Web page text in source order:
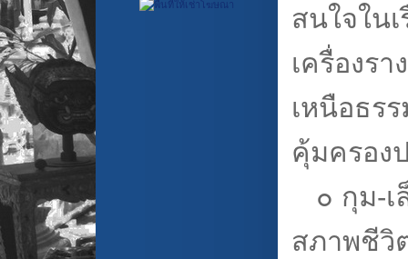
สนใจใน
เครื่องร
เหนือธร
คุ้มครอง
๐ กุม-เ
สภาพชีวิ